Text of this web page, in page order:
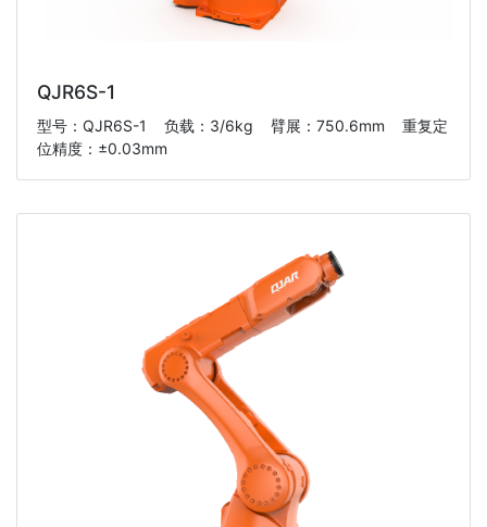
QJR6S-1
型号：QJR6S-1 负载：3/6kg 臂展：750.6mm 重复定
位精度：±0.03mm